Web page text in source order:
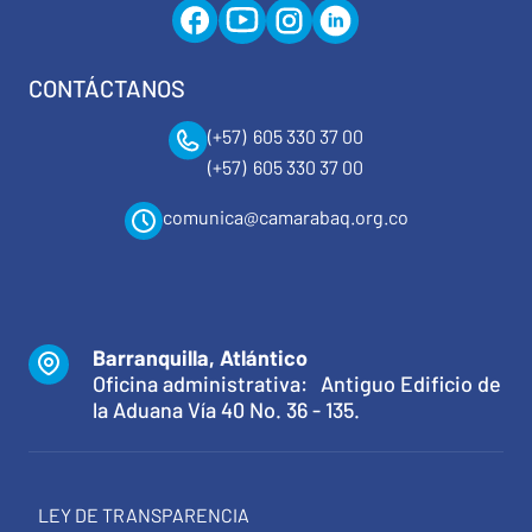
CONTÁCTANOS
(+57) 605 330 37 00
(+57) 605 330 37 00
comunica@camarabaq.org.co
Barranquilla, Atlántico
Oficina administrativa: Antiguo Edificio de
la Aduana Vía 40 No. 36 - 135.
LEY DE TRANSPARENCIA